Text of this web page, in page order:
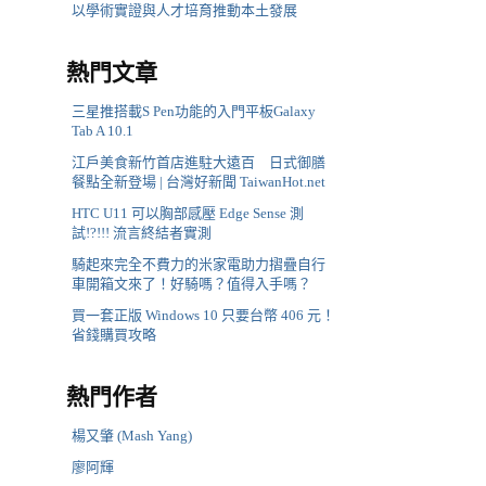
以學術實證與人才培育推動本土發展
熱門文章
三星推搭載S Pen功能的入門平板Galaxy
Tab A 10.1
江戶美食新竹首店進駐大遠百 日式御膳
餐點全新登場 | 台灣好新聞 TaiwanHot.net
HTC U11 可以胸部感壓 Edge Sense 測
試!?!!! 流言終結者實測
騎起來完全不費力的米家電助力摺疊自行
車開箱文來了！好騎嗎？值得入手嗎？
買一套正版 Windows 10 只要台幣 406 元！
省錢購買攻略
熱門作者
楊又肇 (Mash Yang)
廖阿輝